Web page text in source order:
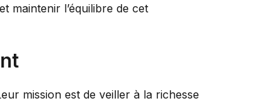
maintenir l’équilibre de cet
mission est de veiller à la richesse